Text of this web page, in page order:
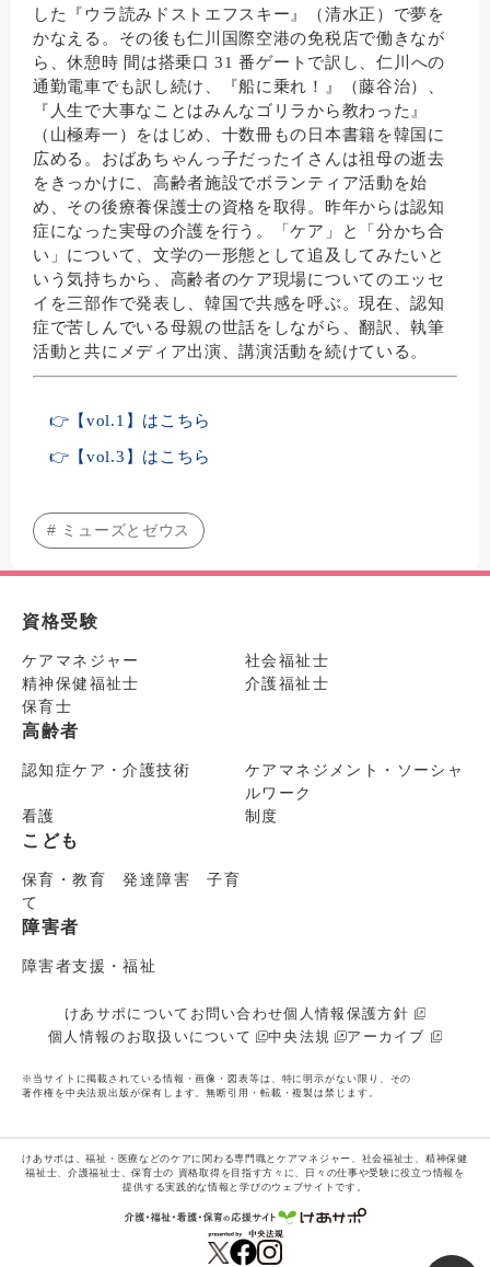
した『ウラ読みドストエフスキー』（清水正）で夢を
かなえる。その後も仁川国際空港の免税店で働きなが
ら、休憩時 間は搭乗口 31 番ゲートで訳し、仁川への
通勤電車でも訳し続け、『船に乗れ！』（藤谷治）、
『人生で大事なことはみんなゴリラから教わった』
（山極寿一）をはじめ、十数冊もの日本書籍を韓国に
広める。おばあちゃんっ子だったイさんは祖母の逝去
をきっかけに、高齢者施設でボランティア活動を始
め、その後療養保護士の資格を取得。昨年からは認知
症になった実母の介護を行う。「ケア」と「分かち合
い」について、文学の一形態として追及してみたいと
いう気持ちから、高齢者のケア現場についてのエッセ
イを三部作で発表し、韓国で共感を呼ぶ。現在、認知
症で苦しんでいる母親の世話をしながら、翻訳、執筆
活動と共にメディア出演、講演活動を続けている。
👉【vol.1】はこちら
👉【vol.3】はこちら
# ミューズとゼウス
資格受験
ケアマネジャー
社会福祉士
精神保健福祉士
介護福祉士
保育士
高齢者
認知症ケア・介護技術
ケアマネジメント・ソーシャ
ルワーク
看護
制度
こども
保育・教育 発達障害 子育
て
障害者
障害者支援・福祉
けあサポについて お問い合わせ個人情報保護方針
個人情報のお取扱いについて
中央法規 アーカイブ
※当サイトに掲載されている情報・画像・図表等は、特に明示がない限り、その
著作権を中央法規出版が保有します。無断引用・転載・複製は禁じます。
けあサポは、福祉・医療などのケアに関わる専門職とケアマネジャー、社会福祉士、精神保健
福祉士、介護福祉士、保育士の 資格取得を目指す方々に、日々の仕事や受験に役立つ情報を
提供する実践的な情報と学びのウェブサイトです。